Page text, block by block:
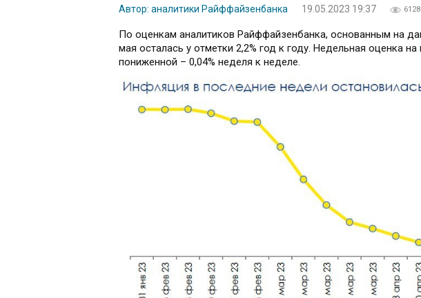
Автор: аналитики Райффайзенбанка 19.05.2023 19:37 6128
По оценкам аналитиков Райффайзенбанка, основанным на
мая осталась у отметки 2,2% год к году. Недельная оценка
пониженной – 0,04% неделя к неделе.